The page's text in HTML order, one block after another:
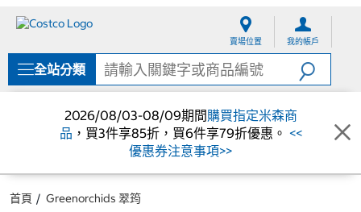
單
賣場位置 我的帳戶
全站分類
2026/08/03-08/09期間購買指定米森商
品 ，買3件享85折，買6件享79折優惠。 <<
優惠券注意事項>>
首頁 Greenorchids 翠筠